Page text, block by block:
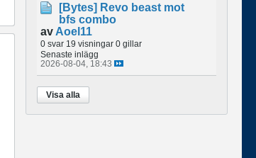
[Bytes] Revo beast mot
bfs combo
av Aoel11
0 svar 19 visningar 0 gillar
Senaste inlägg
2026-08-04, 18:43
Visa alla